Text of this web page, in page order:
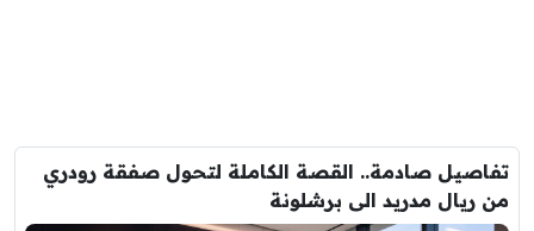
تفاصيل صادمة.. القصة الكاملة لتحول صفقة رودري
من ريال مدريد الى برشلونة